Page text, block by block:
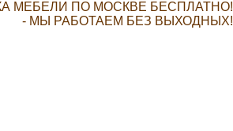
МЕБЕЛИ ПО МОСКВЕ БЕСПЛАТНО!
- МЫ РАБОТАЕМ БЕЗ ВЫХОДНЫХ!